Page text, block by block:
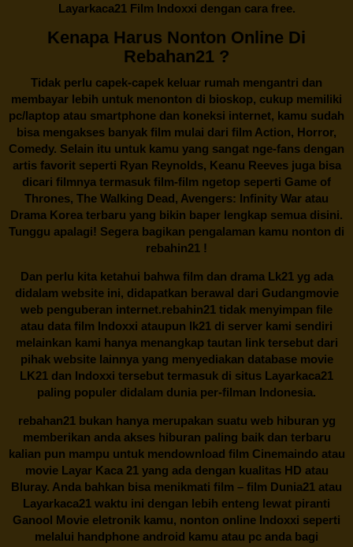
Layarkaca21 Film Indoxxi dengan cara free.
Kenapa Harus Nonton Online Di
Rebahan21 ?
Tidak perlu capek-capek keluar rumah mengantri dan
membayar lebih untuk menonton di bioskop, cukup memiliki
pc/laptop atau smartphone dan koneksi internet, kamu sudah
bisa mengakses banyak film mulai dari film Action, Horror,
Comedy. Selain itu untuk kamu yang sangat nge-fans dengan
artis favorit seperti Ryan Reynolds, Keanu Reeves juga bisa
dicari filmnya termasuk film-film ngetop seperti Game of
Thrones, The Walking Dead, Avengers: Infinity War atau
Drama Korea terbaru yang bikin baper lengkap semua disini.
Tunggu apalagi! Segera bagikan pengalaman kamu nonton di
rebahin21 !
Dan perlu kita ketahui bahwa film dan dramaLk21yg ada
didalam website ini, didapatkan berawal dari Gudangmovie
web penguberan internet.rebahin21 tidak menyimpan file
atau data film Indoxxi ataupun lk21 di server kami sendiri
melainkan kami hanya menangkap tautan link tersebut dari
pihak website lainnya yang menyediakan database movie
LK21 dan Indoxxi tersebut termasuk di situs Layarkaca21
paling populer didalam dunia per-filman Indonesia.
rebahan21bukan hanya merupakan suatu web hiburan yg
memberikan anda akses hiburan paling baik dan terbaru
kalian pun mampu untuk mendownload film Cinemaindo atau
movie Layar Kaca 21 yang ada dengan kualitas HD atau
Bluray. Anda bahkan bisa menikmati film – film Dunia21 atau
Layarkaca21 waktu ini dengan lebih enteng lewat piranti
Ganool Movie eletronik kamu, nonton online Indoxxi seperti
melalui handphone android kamu atau pc anda bagi